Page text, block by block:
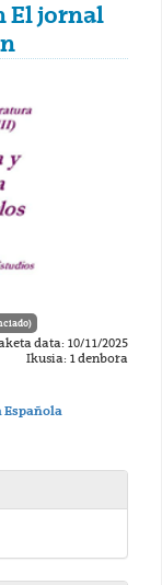
El jornal
data: 10/11/2025
Ikusia: 1 denbora